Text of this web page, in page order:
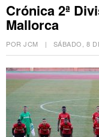
Crónica 2ª
Mallorca
POR JCM | SÁBADO, 8